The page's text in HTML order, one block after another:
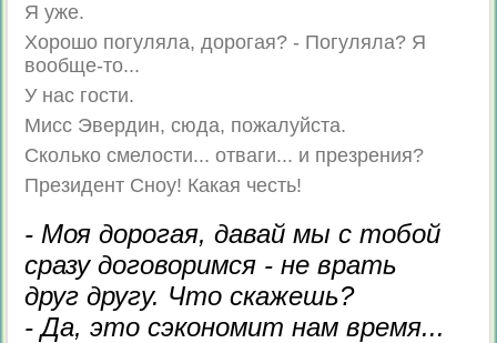
Я уже.
Хорошо погуляла, дорогая? - Погуляла? Я
вообще-то...
У нас гости.
Мисс Эвердин, сюда, пожалуйста.
Сколько смелости... отваги... и презрения?
Президент Сноу! Какая честь!
- Моя дорогая, давай мы с тобой
сразу договоримся - не врать
друг другу. Что скажешь?
- Да, это сэкономит нам время...